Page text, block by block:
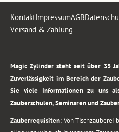
KontaktImpressumAGB
Versand & Zahlung
Magic Zylinder steht seit über 35
Zuverlässigkeit im Bereich der
Sie viele Informationen zu uns
Zauberschulen, Seminaren und
Zauberrequisiten: Von Tischzauberei